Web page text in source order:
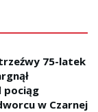
75-latek
pociąg
w Czarnej